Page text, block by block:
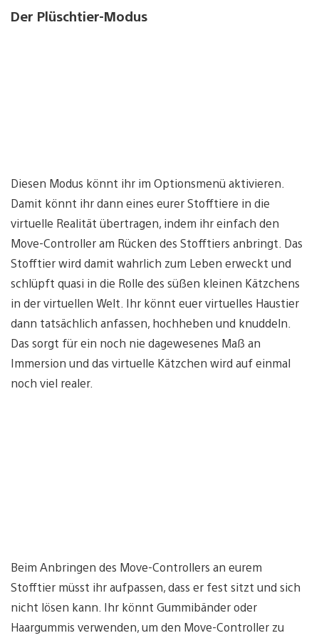
Der Plüschtier-Modus
Diesen Modus könnt ihr im Optionsmenü aktivieren.
Damit könnt ihr dann eines eurer Stofftiere in die
virtuelle Realität übertragen, indem ihr einfach den
Move-Controller am Rücken des Stofftiers anbringt. Das
Stofftier wird damit wahrlich zum Leben erweckt und
schlüpft quasi in die Rolle des süßen kleinen Kätzchens
in der virtuellen Welt. Ihr könnt euer virtuelles Haustier
dann tatsächlich anfassen, hochheben und knuddeln.
Das sorgt für ein noch nie dagewesenes Maß an
Immersion und das virtuelle Kätzchen wird auf einmal
noch viel realer.
Beim Anbringen des Move-Controllers an eurem
Stofftier müsst ihr aufpassen, dass er fest sitzt und sich
nicht lösen kann. Ihr könnt Gummibänder oder
Haargummis verwenden, um den Move-Controller zu